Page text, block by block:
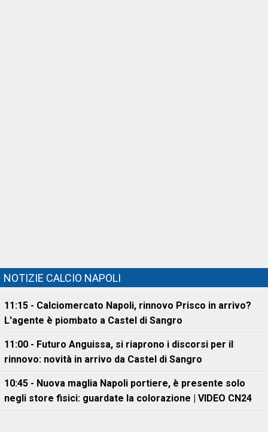
NOTIZIE CALCIO NAPOLI
11:15 - Calciomercato Napoli, rinnovo Prisco in arrivo?
L'agente è piombato a Castel di Sangro
11:00 - Futuro Anguissa, si riaprono i discorsi per il
rinnovo: novità in arrivo da Castel di Sangro
10:45 - Nuova maglia Napoli portiere, è presente solo
negli store fisici: guardate la colorazione | VIDEO CN24